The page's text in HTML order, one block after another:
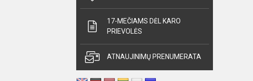
17-MEČIAMS DĖL KARO
PRIEVOLĖS
ATNAUJINIMŲ PRENUMERATA